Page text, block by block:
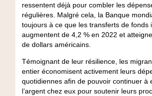
ressentent déjà pour combler les
régulières. Malgré cela, la Banque
toujours à ce que les transferts de fonds
augmentent de 4,2 % en 2022 et
de dollars américains.
Témoignant de leur résilience, les
entier économisent activement leurs
quotidiennes afin de pouvoir continuer à
l’argent chez eux pour soutenir leurs